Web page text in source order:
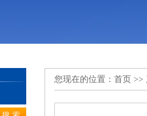
您现在的位置： 首页 >>